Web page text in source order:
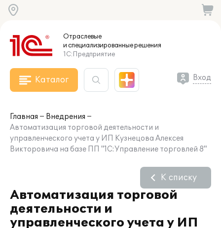
Отраслевые
и специализированныерешения
1С:Предприятие
Каталог Вход
Главная
Внедрения
Автоматизация торговой деятельности и
управленческого учета у ИП Кузнецова Алексея
Викторовича на базе ПП "1С:Управление торговлей 8"
Автоматизация торговой
деятельности и
управленческого учета у ИП
К списку